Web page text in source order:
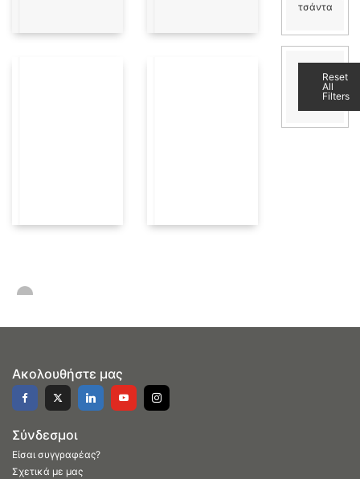
τσάντα
Reset
All
Filters
Ακολουθήστε μας
Σύνδεσμοι
Είσαι συγγραφέας?
Σχετικά με μας